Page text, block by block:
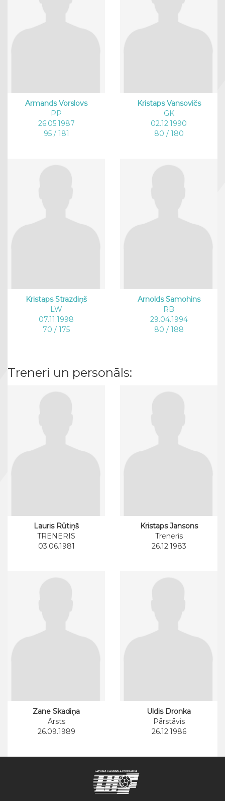
Armands Vorslovs
PP
26.05.1987
95 / 181
Kristaps Vansovičs
GK
02.12.1990
80 / 180
Kristaps Strazdiņš
LW
07.11.1998
70 / 175
Arnolds Samohins
RB
29.04.1994
80 / 188
Treneri un personāls:
Lauris Rūtiņš
TRENERIS
03.06.1981
Kristaps Jansons
Treneris
26.12.1983
Zane Skadiņa
Ārsts
26.09.1989
Uldis Dronka
Pārstāvis
26.12.1986